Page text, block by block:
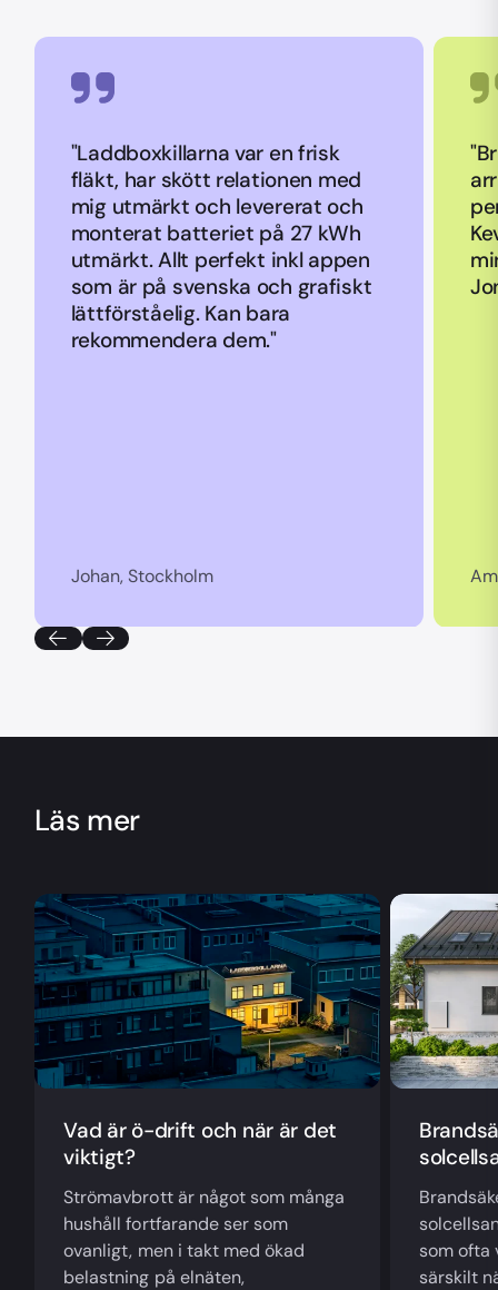
"Laddboxkillarna var en frisk
fläkt, har skött relationen med
mig utmärkt och levererat och
monterat batteriet på 27 kWh
utmärkt. Allt perfekt inkl appen
som är på svenska och grafiskt
lättförståelig. Kan bara
rekommendera dem."
Johan, Stockholm
Läs mer
Vad är ö-drift och när är det
viktigt?
Strömavbrott är något som många
hushåll fortfarande ser som
ovanligt, men i takt med ökad
belastning på elnäten,
som ofta
särskilt